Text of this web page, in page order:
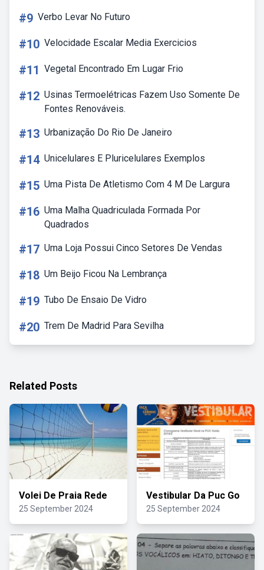
#9 Verbo Levar No Futuro
#10 Velocidade Escalar Media Exercicios
#11 Vegetal Encontrado Em Lugar Frio
#12 Usinas Termoelétricas Fazem Uso Somente De
Fontes Renováveis.
#13 Urbanização Do Rio De Janeiro
#14 Unicelulares E Pluricelulares Exemplos
#15 Uma Pista De Atletismo Com 4 M De Largura
#16 Uma Malha Quadriculada Formada Por
Quadrados
#17 Uma Loja Possui Cinco Setores De Vendas
#18 Um Beijo Ficou Na Lembrança
#19 Tubo De Ensaio De Vidro
#20 Trem De Madrid Para Sevilha
Related Posts
Volei De Praia Rede
25 September 2024
Vestibular Da Puc Go
25 September 2024